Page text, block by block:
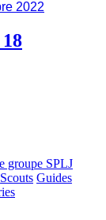
2022
groupe SPLJ
Scouts Guides